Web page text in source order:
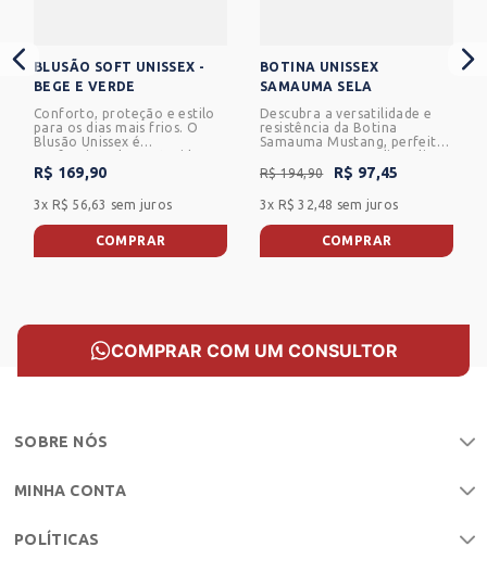
BLUSÃO SOFT UNISSEX -
BEGE E VERDE
Conforto, proteção e estilo
para os dias mais frios. O
Blusão Unissex é
confeccionado em tecido
soft, proporcionando toque
macio, excelente conforto
térmico e leveza para
acompanhar a rotina no
campo, na cidade ou em
momentos de lazer.<br/>
<br/>O modelo possui gola
punhos e barra em
acabamento do próprio
tecido, garantindo melhor
uso.
R$ 169,90
3x R$ 56,63 sem juros
COMPRAR
BOTINA UNISSEX
SAMAUMA SELA
Descubra a versatilidade e
resistência da Botina
Samauma Mustang, perfeita
para o campo e o dia a dia.
Feita para durar, sua
construção em couro
proporciona conforto e
proteção em todas as
atividades. Com um design
robusto e elegante, esta
botina oferece estilo sem
estilo.
R$ 194,90 R$ 97,45
3x R$ 32,48 sem juros
COMPRAR
COMPRAR COM UM CONSULTOR
SOBRE NÓS
MINHA CONTA
POLÍTICAS